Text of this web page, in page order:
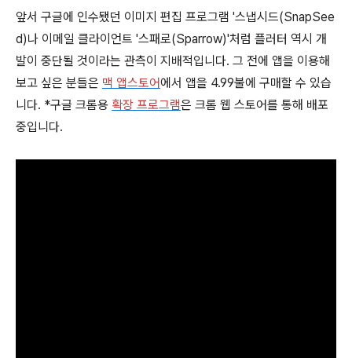
앞서 구글에 인수됐던 이미지 편집 프로그램 '스냅시드(SnapSee
d)나 이메일 클라이언트 '스패로(Sparrow)'처럼 플러터 역시 개
발이 중단될 것이라는 관측이 지배적입니다. 그 전에 앱을 이용해
보고 싶은 분들은 맥 앱스토어에서 앱을 4.99불에 구매할 수 있습
니다. *구글 크롬용 확장 프로그램은 크롬 웹 스토어를 통해 배포
중입니다.